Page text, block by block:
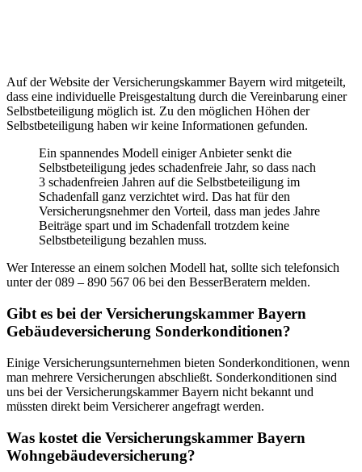
Auf der Website der Versicherungskammer Bayern wird mitgeteilt,
dass eine individuelle Preisgestaltung durch die Vereinbarung einer
Selbstbeteiligung möglich ist. Zu den möglichen Höhen der
Selbstbeteiligung haben wir keine Informationen gefunden.
Ein spannendes Modell einiger Anbieter senkt die
Selbstbeteiligung jedes schadenfreie Jahr, so dass nach
3 schadenfreien Jahren auf die Selbstbeteiligung im
Schadenfall ganz verzichtet wird. Das hat für den
Versicherungsnehmer den Vorteil, dass man jedes Jahre
Beiträge spart und im Schadenfall trotzdem keine
Selbstbeteiligung bezahlen muss.
Wer Interesse an einem solchen Modell hat, sollte sich telefonsich
unter der 089 – 890 567 06 bei den BesserBeratern melden.
Gibt es bei der Versicherungskammer Bayern
Gebäudeversicherung Sonderkonditionen?
Einige Versicherungsunternehmen bieten Sonderkonditionen, wenn
man mehrere Versicherungen abschließt. Sonderkonditionen sind
uns bei der Versicherungskammer Bayern nicht bekannt und
müssten direkt beim Versicherer angefragt werden.
Was kostet die Versicherungskammer Bayern
Wohngebäudeversicherung?